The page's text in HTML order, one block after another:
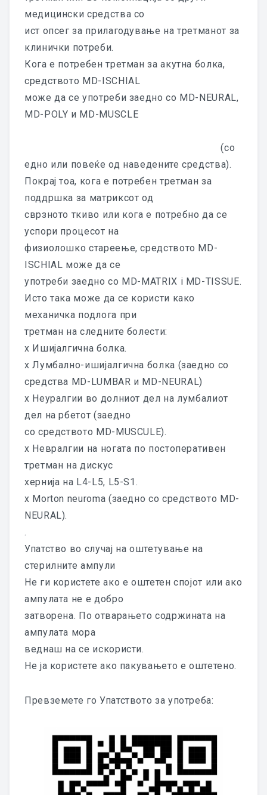
медицински средства со
ист опсег за прилагодување на третманот за
клинички потреби.
Кога е потребен третман за акутна болка,
средството MD-ISCHIAL
може да се употреби заедно со MD-NEURAL,
MD-POLY и MD-MUSCLE
(со
едно или повеќе од наведените средства).
Покрај тоа, кога е потребен третман за
поддршка за матриксот од
сврзното ткиво или кога е потребно да се
успори процесот на
физиолошко стареење, средството MD-
ISCHIAL може да се
употреби заедно со MD-MATRIX i MD-TISSUE.
Исто така може да се користи како
механичка подлога при
третман на следните болести:
x Ишијалгична болка.
x Лумбално-ишијалгична болка (заедно со
средства MD-LUMBAR и MD-NEURAL)
x Неуралгии во долниот дел на лумбалиот
дел на рбетот (заедно
со средството MD-MUSCULE).
x Невралгии на ногата по постоперативен
третман на дискус
хернија на L4-L5, L5-S1.
x Morton neuroma (заедно со средството MD-
NEURAL).
.
Упатство во случај на оштетување на
стерилните ампули
Не ги користете ако е оштетен спојот или ако
ампулата не е добро
затворена. По отварањето содржината на
ампулата мора
веднаш на се искористи.
Не ја користете ако пакувањето е оштетено.
Превземете го Упатството за употреба: